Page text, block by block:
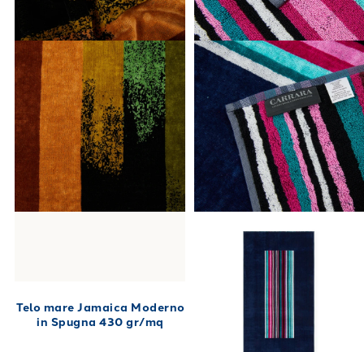
Telo mare Jamaica Moderno
in Spugna 430 gr/mq